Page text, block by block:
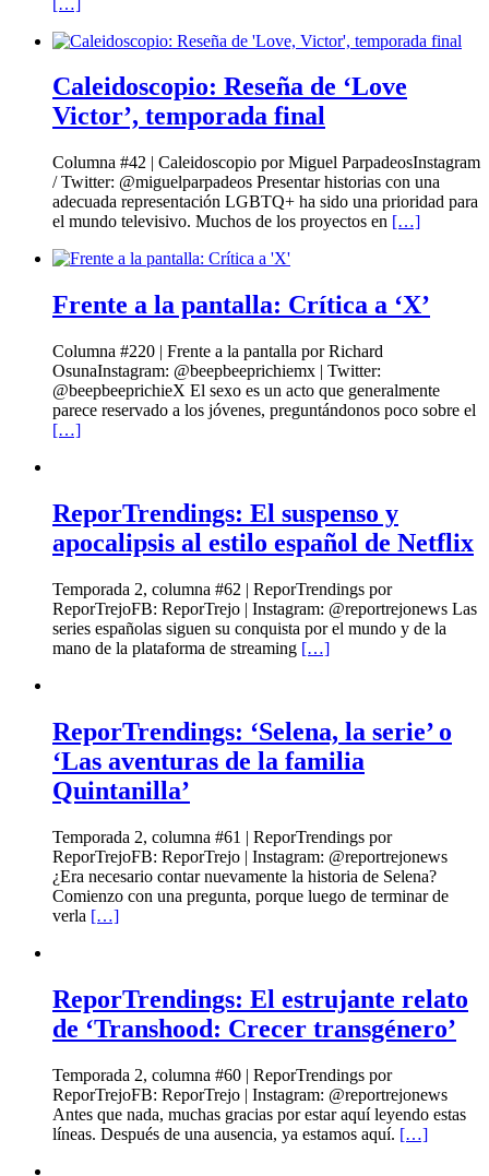
Caleidoscopio: Reseña de ‘Love
Victor’, temporada final
Columna #42 | Caleidoscopio por Miguel ParpadeosInstagram
/ Twitter: @miguelparpadeos Presentar historias con una
adecuada representación LGBTQ+ ha sido una prioridad para
el mundo televisivo. Muchos de los proyectos en […]
Frente a la pantalla: Crítica a ‘X’
Columna #220 | Frente a la pantalla por Richard
OsunaInstagram: @beepbeeprichiemx | Twitter:
@beepbeeprichieX El sexo es un acto que generalmente
parece reservado a los jóvenes, preguntándonos poco sobre el
[…]
ReporTrendings: El suspenso y
apocalipsis al estilo español de Netflix
Temporada 2, columna #62 | ReporTrendings por
ReporTrejoFB: ReporTrejo | Instagram: @reportrejonews Las
series españolas siguen su conquista por el mundo y de la
mano de la plataforma de streaming […]
ReporTrendings: ‘Selena, la serie’ o
‘Las aventuras de la familia
Quintanilla’
Temporada 2, columna #61 | ReporTrendings por
ReporTrejoFB: ReporTrejo | Instagram: @reportrejonews
¿Era necesario contar nuevamente la historia de Selena?
Comienzo con una pregunta, porque luego de terminar de
verla […]
ReporTrendings: El estrujante relato
de ‘Transhood: Crecer transgénero’
Temporada 2, columna #60 | ReporTrendings por
ReporTrejoFB: ReporTrejo | Instagram: @reportrejonews
Antes que nada, muchas gracias por estar aquí leyendo estas
líneas. Después de una ausencia, ya estamos aquí. […]